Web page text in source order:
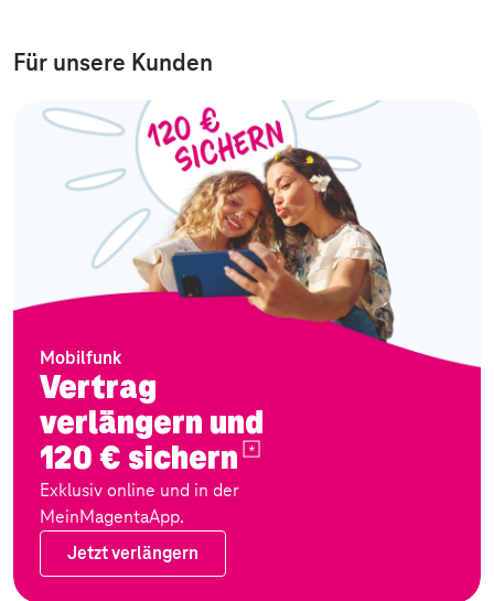
Für unsere Kunden
Mobilfunk
Vertrag
verlängern und
120 € sichern
Exklusiv online und in der
MeinMagentaApp.
Jetzt verlängern